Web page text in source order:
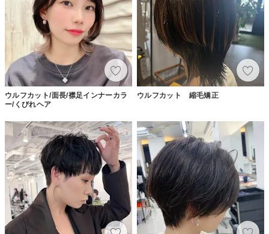
ウルフカット/面長/襟足インナーカラ
ー/くびれヘア
ウルフカット 縮毛矯正